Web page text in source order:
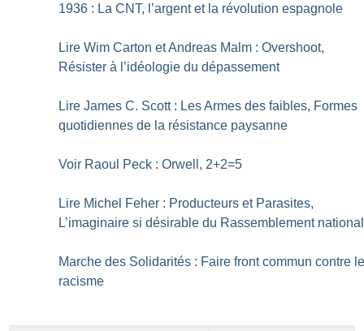
1936 : La CNT, l’argent et la révolution espagnole
Lire Wim Carton et Andreas Malm : Overshoot,
Résister à l’idéologie du dépassement
Lire James C. Scott : Les Armes des faibles, Formes
quotidiennes de la résistance paysanne
Voir Raoul Peck : Orwell, 2+2=5
Lire Michel Feher : Producteurs et Parasites,
L’imaginaire si désirable du Rassemblement national
Marche des Solidarités : Faire front commun contre
racisme